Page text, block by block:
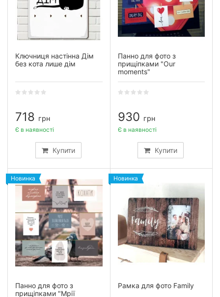
Ключниця настінна Дім
без кота лише дім
718 грн
Купити
Є в наявності
Панно для фото з
прищіпками "Our
moments"
930 грн
Купити
Є в наявності
Новинка
Панно для фото з
прищіпками "Мрії
Новинка
Рамка для фото Family